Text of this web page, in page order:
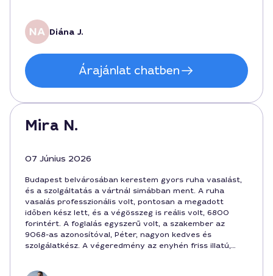
Diána J.
Árajánlat chatben
Mira N.
07 Június 2026
Budapest belvárosában kerestem gyors ruha vasalást,
és a szolgáltatás a vártnál simábban ment. A ruha
vasalás professzionális volt, pontosan a megadott
időben kész lett, és a végösszeg is reális volt, 6800
forintért. A foglalás egyszerű volt, a szakember az
9068-as azonosítóval, Péter, nagyon kedves és
szolgálatkész. A végeredmény az enyhén friss illatú,